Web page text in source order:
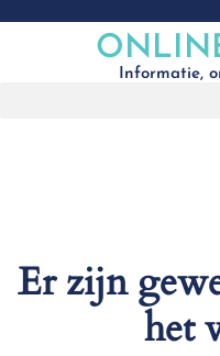
Informatie,
Er zijn
het